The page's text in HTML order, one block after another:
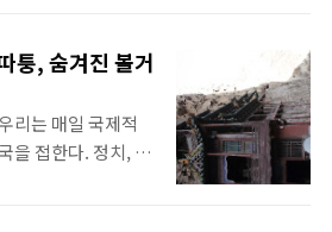
의 중심은 아니다.
하고 광저우가 발전
중심이다. 모든 정
중국 유수 대학들은
다. 그런 북경의 ..
서 먹어보는 것이
행할 때 걱정되는
들은 당연히 한국
료를 잘 못 먹는 사
퉁, 숨겨진 볼거
리는 매일 국제적
을 접한다. 정치, 경